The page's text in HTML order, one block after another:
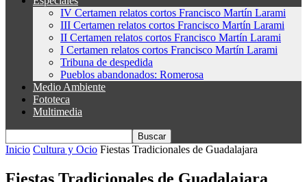
IV Certamen relatos cortos Francisco Martín Larami
III Certamen relatos cortos Francisco Martín Larami
II Certamen relatos cortos Francisco Martín Larami
I Certamen relatos cortos Francisco Martín Larami
Tribuna de despedida
Pueblos abandonados: Romerosa
Medio Ambiente
Fototeca
Multimedia
Inicio Cultura y Ocio Fiestas Tradicionales de Guadalajara